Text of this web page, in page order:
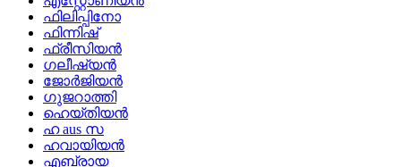
ഫിലിപ്പിനോ
ഫിന്നിഷ്
ഫ്രീസിയൻ
ഗലീഷ്യൻ
ജോർജിയൻ
ഗുജറാത്തി
ഹെയ്തിയൻ
ഹ aus സ
ഹവായിയൻ
എബ്രായ